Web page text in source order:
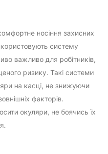
носіння захисних
систему
важливо для робітників,
ризику. Такі системи
на касці, не знижуючи
факторів.
окуляри, не боячись їх